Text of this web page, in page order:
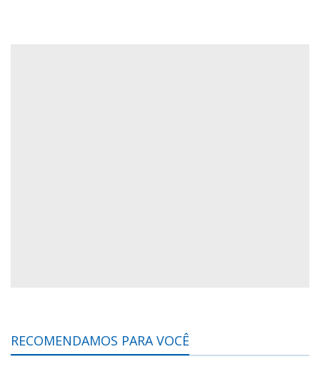
RECOMENDAMOS PARA VOCÊ